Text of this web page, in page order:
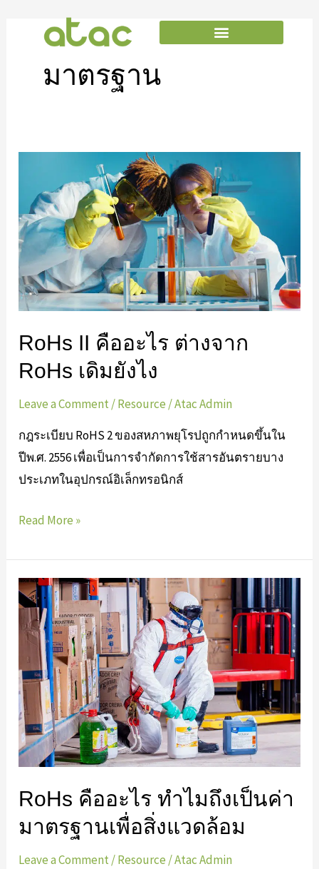
มาตรฐาน
RoHs II คืออะไร ต่างจาก
RoHs เดิมยังไง
Leave a Comment/Resource /Atac Admin
กฎระเบียบ RoHS 2 ของสหภาพยุโรปถูกกำหนดขึ้นใน
ปีพ.ศ. 2556 เพื่อเป็นการจำกัดการใช้สารอันตรายบาง
ประเภทในอุปกรณ์อิเล็กทรอนิกส์
คือ
อะไร
ต่าง
จาก
RoHs
ยัง
ไง
Read More »
RoHs คืออะไร ทำไมถึงเป็นค่า
มาตรฐานเพื่อสิ่งแวดล้อม
Leave a Comment/Resource/Atac Admin
RoHs
คือ
อะไร
ทำไม
ถึง
เป็น
ค่า
มาตรฐาน
เพื่อ
แวดล้อม